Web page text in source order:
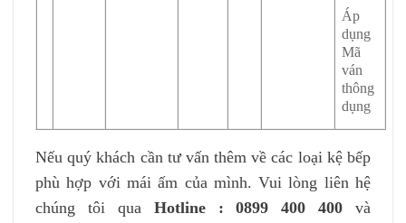
Áp
dụng
Mã
ván
thông
dụng
Nếu quý khách cần tư vấn thêm về các loại kệ bếp
phù hợp với mái ấm của mình. Vui lòng liên hệ
chúng tôi qua Hotline : 0899 400 400 và